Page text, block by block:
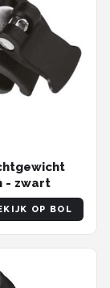
- zwart
OP BOL